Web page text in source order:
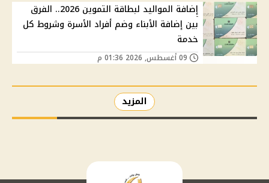
إضافة المواليد لبطاقة التموين 2026.. الفرق
بين إضافة الأبناء وضم أفراد الأسرة وشروط كل
خدمة
المزيد